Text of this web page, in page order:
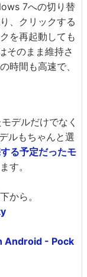
7への切り替
、クリックする
を再起動しても
そのまま維持さ
時間も高速で、
デルだけでなく
ルもちゃんと選
る予定だったモ
す。
から。
Android - Pock